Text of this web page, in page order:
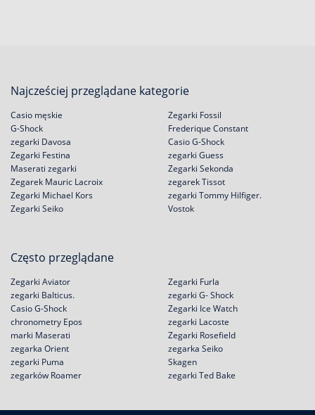
Najcześciej przeglądane kategorie
Casio męskie
G-Shock
zegarki Davosa
Zegarki Festina
Zegarki Fossil
Frederique Constant
Casio G-Shock
zegarki Guess
Maserati zegarki
Zegarek Mauric Lacroix
Zegarki Michael Kors
Zegarki Seiko
Zegarki Sekonda
zegarek Tissot
zegarki Tommy Hilfiger.
Vostok
Często przeglądane
Zegarki Aviator
zegarki Balticus.
Casio G-Shock
chronometry Epos
Zegarki Furla
zegarki G- Shock
Zegarki Ice Watch
zegarki Lacoste
marki Maserati
zegarka Orient
zegarki Puma
zegarków Roamer
Zegarki Rosefield
zegarka Seiko
Skagen
zegarki Ted Bake